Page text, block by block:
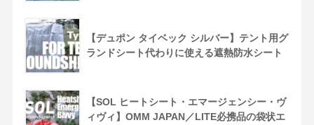
【デュポン タイベック シルバー】テント用グ
ランドシート代わりに使える遮熱防水シート
【SOL ヒートシート・エマージェンシー・ヴ
ィヴィ】OMM JAPAN／LITE必携品の袋状エ